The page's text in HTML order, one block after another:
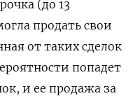
(до 13
продать свои
от таких сделок
попадет
и ее продажа за